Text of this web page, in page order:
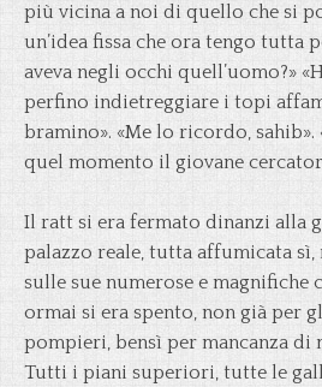
più vicina a noi di quello che si
un’idea fissa che ora tengo tutta
aveva negli occhi quell’uomo?»
perfino indietreggiare i topi
bramino». «Me lo ricordo, sahib».
quel momento il giovane
Il ratt si era fermato dinanzi alla
palazzo reale, tutta affumicata sì,
sulle sue numerose e magnifiche
ormai si era spento, non già per
pompieri, bensì per mancanza di
Tutti i piani superiori, tutte le